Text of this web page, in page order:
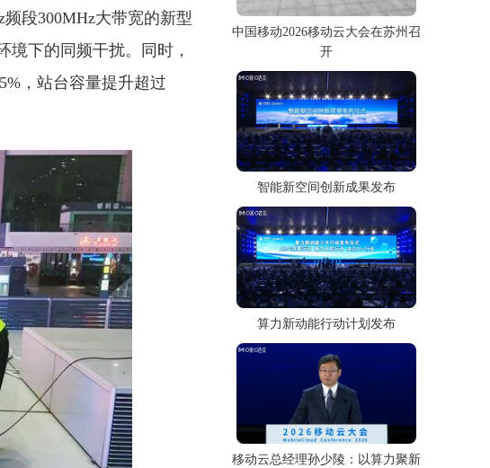
段300MHz大带宽的新型
境下的同频干扰。同时，
，站台容量提升超过
中国移动2026移动云大会在苏州召
开
智能新空间创新成果发布
算力新动能行动计划发布
移动云总经理孙少陵：以算力聚新